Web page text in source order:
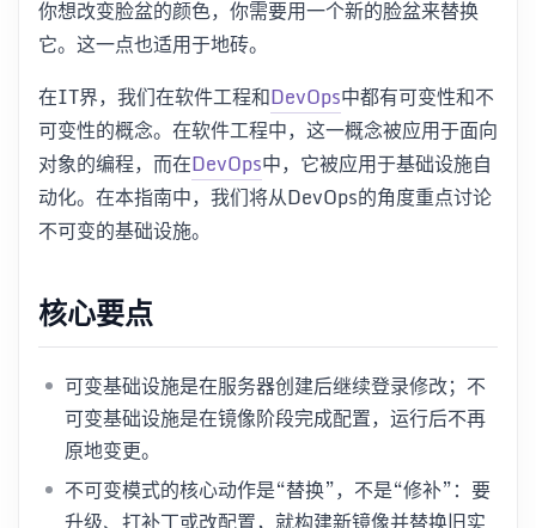
你想改变脸盆的颜色，你需要用一个新的脸盆来替换
它。这一点也适用于地砖。
在IT界，我们在软件工程和DevOps中都有可变性和不
可变性的概念。在软件工程中，这一概念被应用于面向
对象的编程，而在DevOps中，它被应用于基础设施自
动化。在本指南中，我们将从DevOps的角度重点讨论
不可变的基础设施。
核心要点
可变基础设施是在服务器创建后继续登录修改；不
可变基础设施是在镜像阶段完成配置，运行后不再
原地变更。
不可变模式的核心动作是“替换”，不是“修补”：要
升级、打补丁或改配置，就构建新镜像并替换旧实